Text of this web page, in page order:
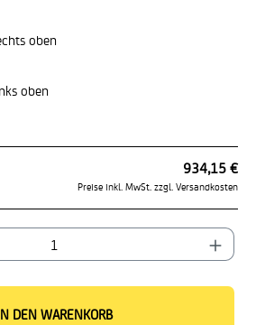
oben
oben
934,15 €
Preise inkl. MwSt. zzgl. Versandkosten
den gewünschten Wert ein
DEN WARENKORB